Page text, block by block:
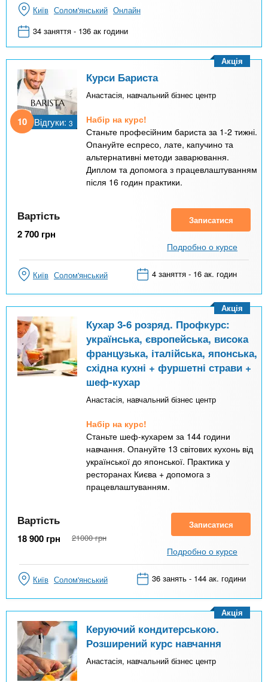
Київ Солом'янський Онлайн
34 заняття - 136 ак години
10 Відгуки: 3
Курси Бариста
Анастасія, навчальний бізнес центр
Набір на курс!
Станьте професійним бариста за 1-2 тижні.
Опануйте еспресо, лате, капучино та
альтернативні методи заварювання.
Диплом та допомога з працевлаштуванням
після 16 годин практики.
Акція
Вартість
2 700 грн
Записатися
Подробно о курсе
Київ Солом'янський 4 заняття - 16 ак. годин
Кухар 3-6 розряд. Профкурс:
українська, європейська, висока
французька, італійська, японська,
східна кухні + фуршетні страви +
шеф-кухар
Анастасія, навчальний бізнес центр
Набір на курс!
Станьте шеф-кухарем за 144 години
навчання. Опануйте 13 світових кухонь від
української до японської. Практика у
ресторанах Києва + допомога з
працевлаштуванням.
Акція
Вартість
18 900 грн 21000 грн
Записатися
Подробно о курсе
Київ Солом'янський 36 занять - 144 ак. години
Керуючий кондитерською.
Розширений курс навчання
Анастасія, навчальний бізнес центр
Акція